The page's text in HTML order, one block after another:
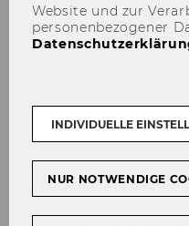
Website und zur
personenbezogener
INDIVIDUELLE
NUR NOTWENDIGE